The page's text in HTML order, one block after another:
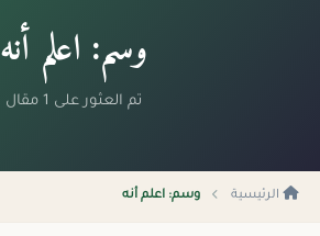
وسم: اعلم أنه
تم العثور على 1 مقال
الرئيسية وسم: اعلم أنه